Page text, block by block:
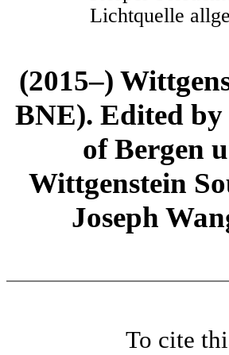
Lichtquelle
(2015–)
BNE). Edited
of Bergen
Wittgenstein
Joseph
To cite